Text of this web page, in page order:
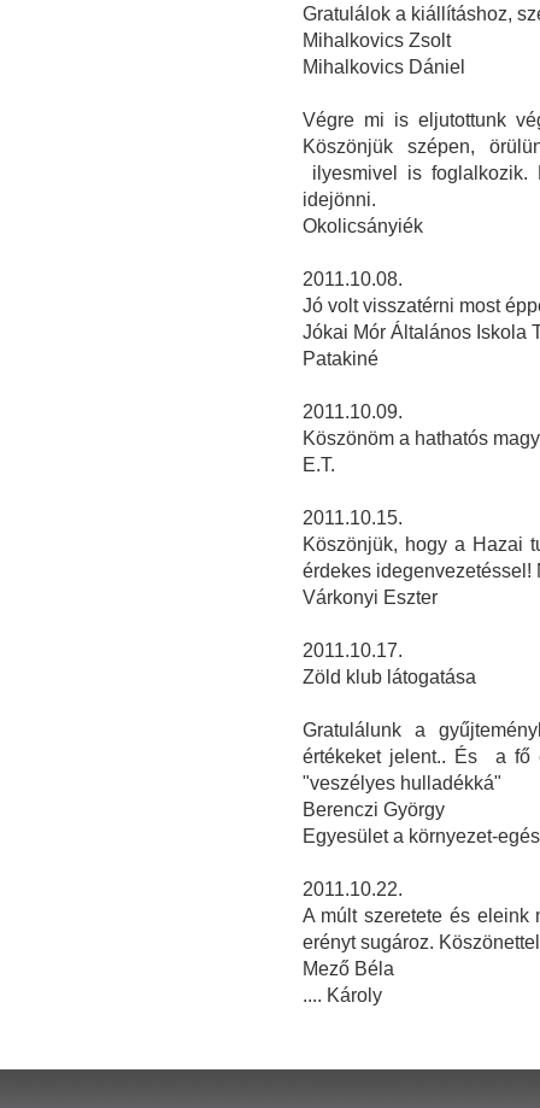
Gratulálok a kiállításhoz,
Mihalkovics Zsolt
Mihalkovics Dániel
Végre mi is eljutottunk
Köszönjük szépen,
ilyesmivel is foglalkozik.
idejönni.
Okolicsányiék
2011.10.08.
Jó volt visszatérni most
Jókai Mór Általános Iskola
Patakiné
2011.10.09.
Köszönöm a hathatós
E.T.
2011.10.15.
Köszönjük, hogy a Hazai
érdekes idegenvezetéssel!
Várkonyi Eszter
2011.10.17.
Zöld klub látogatása
Gratulálunk a
értékeket jelent.. És a fő
"veszélyes hulladékká"
Berenczi György
Egyesület a környezet-
2011.10.22.
A múlt szeretete és eleink
erényt sugároz.
Mező Béla
.... Károly